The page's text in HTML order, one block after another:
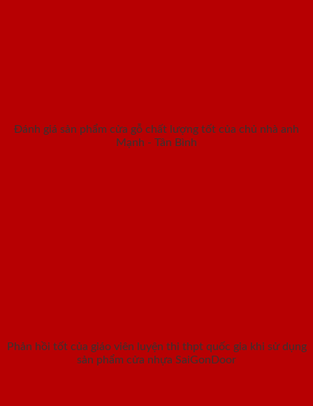
Đánh giá sản phẩm cửa gỗ chất lượng tốt của chủ nhà anh
Mạnh - Tân Bình
Phản hồi tốt của giáo viên luyện thi thpt quốc gia khi sử dụng
sản phẩm cửa nhựa SaiGonDoor